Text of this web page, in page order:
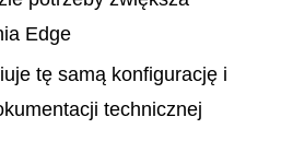
Edge
tę samą konfigurację i
technicznej